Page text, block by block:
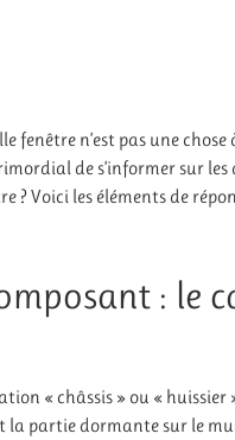
fenêtre n’est pas une
de s’informer sur
? Voici les éléments de
: le
« châssis » ou «
la partie dormante sur le